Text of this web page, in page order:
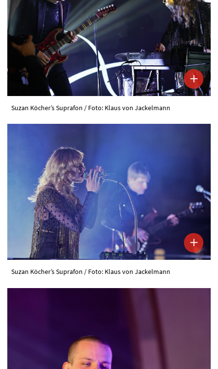
Suzan Köcher’s Suprafon / Foto: Klaus von Jackelmann
Suzan Köcher’s Suprafon / Foto: Klaus von Jackelmann